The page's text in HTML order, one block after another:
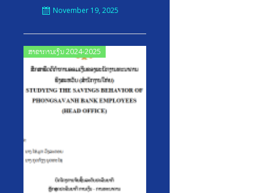
November 19, 2025
ສາຂາການເງິນ 2024-2025
Posted
on